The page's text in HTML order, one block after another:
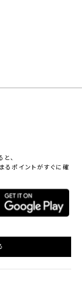
、
るポイントがすぐに確